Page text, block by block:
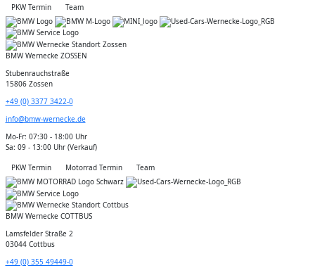
PKW Termin Team
BMW Wernecke ZOSSEN
Stubenrauchstraße
15806 Zossen
+49 (0) 3377 3422-0
info@bmw-wernecke.de
Mo-Fr: 07:30 - 18:00 Uhr
Sa: 09 - 13:00 Uhr (Verkauf)
PKW Termin Motorrad Termin Team
BMW Wernecke COTTBUS
Lamsfelder Straße 2
03044 Cottbus
+49 (0) 355 49449-0